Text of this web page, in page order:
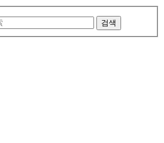
검색